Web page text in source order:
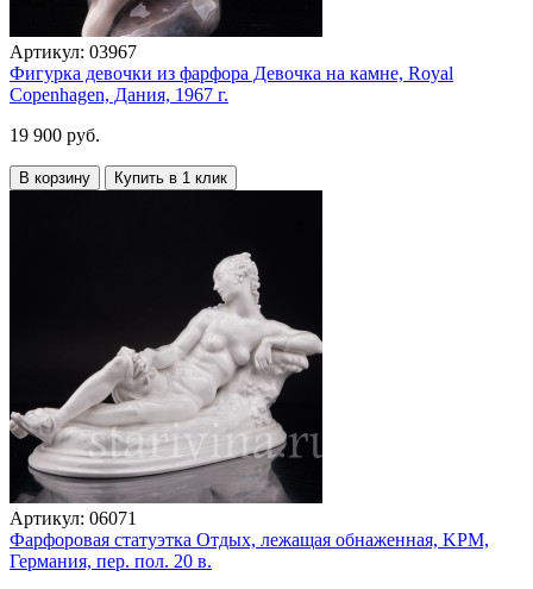
Артикул: 03967
Фигурка девочки из фарфора Девочка на камне, Royal
Copenhagen, Дания, 1967 г.
19 900 руб.
В корзину Купить в 1 клик
Артикул: 06071
Фарфоровая статуэтка Отдых, лежащая обнаженная, KPM,
Германия, пер. пол. 20 в.